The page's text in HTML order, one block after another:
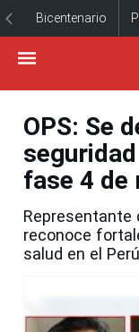
Bicentenario
OPS: Se
fase 4 de
Representante
reconoce
salud en el Perú